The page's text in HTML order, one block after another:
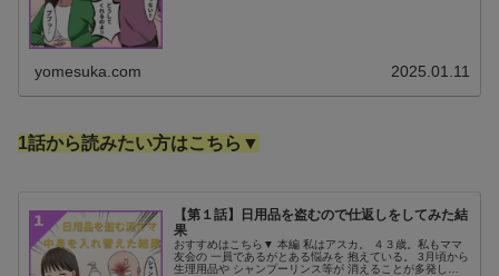
yomesuka.com 2025.01.11
1話から読みたい方はこちら▼
【第１話】日用品を盗むので仕返しをしてみた結
果
おすすめはこちら▼ 本編 私はアスカ。 ４３歳。私もママ
友会の 一員であるがとある悩みを 抱えている。 3月頃から
生理用品や シャンプーリンス等が 消えることが多発して